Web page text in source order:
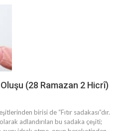
Oluşu (28 Ramazan 2 Hicrî)
birisi de “Fıtır sadakası”dır.
adlandırılan bu sadaka çeşiti;